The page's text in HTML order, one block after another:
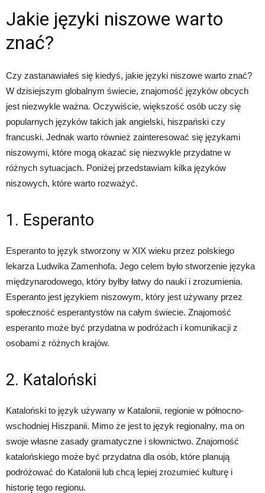
Jakie języki niszowe warto
znać?
Czy zastanawiałeś się kiedyś, jakie języki niszowe warto znać?
W dzisiejszym globalnym świecie, znajomość języków obcych
jest niezwykle ważna. Oczywiście, większość osób uczy się
popularnych języków takich jak angielski, hiszpański czy
francuski. Jednak warto również zainteresować się językami
niszowymi, które mogą okazać się niezwykle przydatne w
różnych sytuacjach. Poniżej przedstawiam kilka języków
niszowych, które warto rozważyć.
1. Esperanto
Esperanto to język stworzony w XIX wieku przez polskiego
lekarza Ludwika Zamenhofa. Jego celem było stworzenie języka
międzynarodowego, który byłby łatwy do nauki i zrozumienia.
Esperanto jest językiem niszowym, który jest używany przez
społeczność esperantystów na całym świecie. Znajomość
esperanto może być przydatna w podróżach i komunikacji z
osobami z różnych krajów.
2. Kataloński
Kataloński to język używany w Katalonii, regionie w północno-
wschodniej Hiszpanii. Mimo że jest to język regionalny, ma on
swoje własne zasady gramatyczne i słownictwo. Znajomość
katalońskiego może być przydatna dla osób, które planują
podróżować do Katalonii lub chcą lepiej zrozumieć kulturę i
historię tego regionu.